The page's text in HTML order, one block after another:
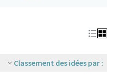
Classement des idées par :